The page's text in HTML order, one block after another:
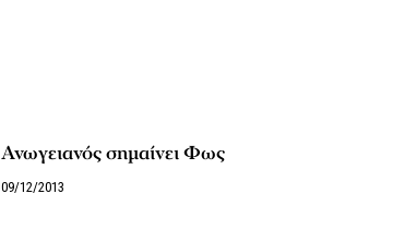
Ανωγειανός σημαίνει Φως
09/12/2013